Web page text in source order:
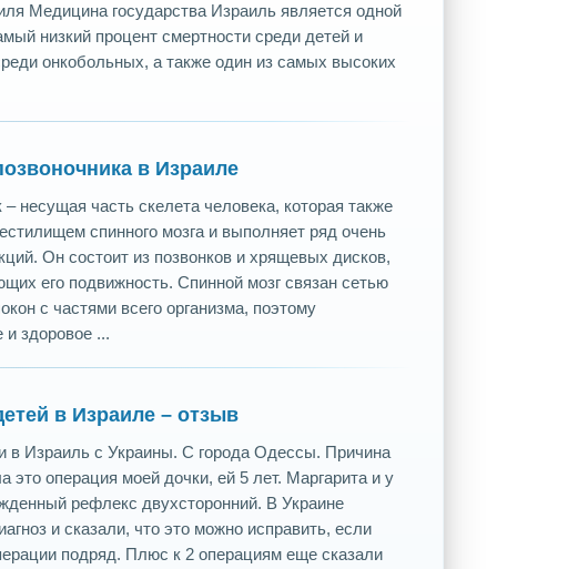
Медицина государства Израиль является одной
низкий процент смертности среди детей и
онкобольных, а также один из самых высоких
в Израиле
– несущая часть скелета человека, которая также
спинного мозга и выполняет ряд очень
Он состоит из позвонков и хрящевых дисков,
его подвижность. Спинной мозг связан сетью
с частями всего организма, поэтому
и здоровое ...
в Израиле – отзыв
в Израиль с Украины. С города Одессы. Причина
это операция моей дочки, ей 5 лет. Маргарита и у
рефлекс двухсторонний. В Украине
и сказали, что это можно исправить, если
подряд. Плюс к 2 операциям еще сказали